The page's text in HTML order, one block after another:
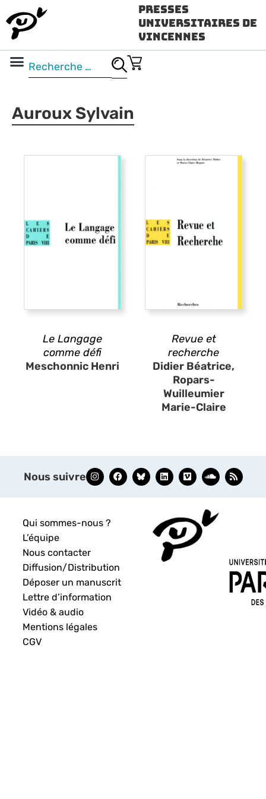
Presses
Universitaires de
Vincennes
Auroux Sylvain
Le Langage
comme défi
Meschonnic Henri
Revue et
recherche
Didier Béatrice,
Ropars-
Wuilleumier
Marie-Claire
Nous suivre
Qui sommes-nous ?
L’équipe
Nous contacter
Diffusion/Distribution
Déposer un manuscrit
Lettre d’information
Vidéo & audio
Mentions légales
CGV